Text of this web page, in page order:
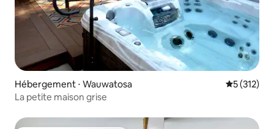
Hébergement ⋅ Wauwatosa Évaluation
5 (312)
La petite maison grise